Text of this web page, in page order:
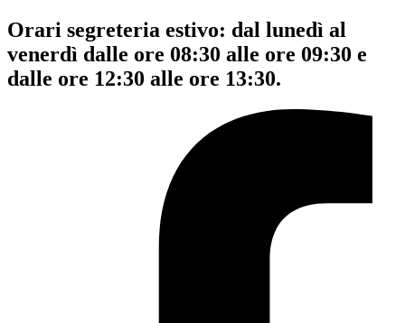
Orari segreteria estivo: dal lunedì al
venerdì dalle ore 08:30 alle ore 09:30 e
dalle ore 12:30 alle ore 13:30.